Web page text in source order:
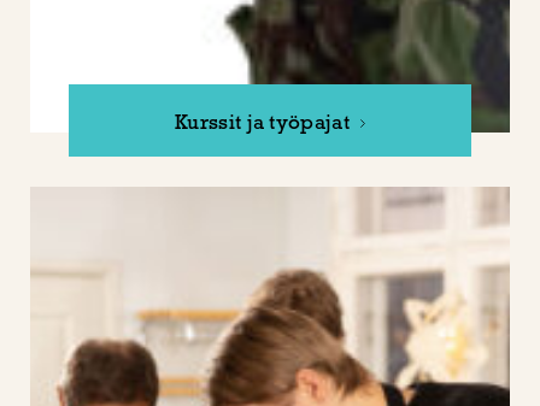
Kurssit ja työpajat